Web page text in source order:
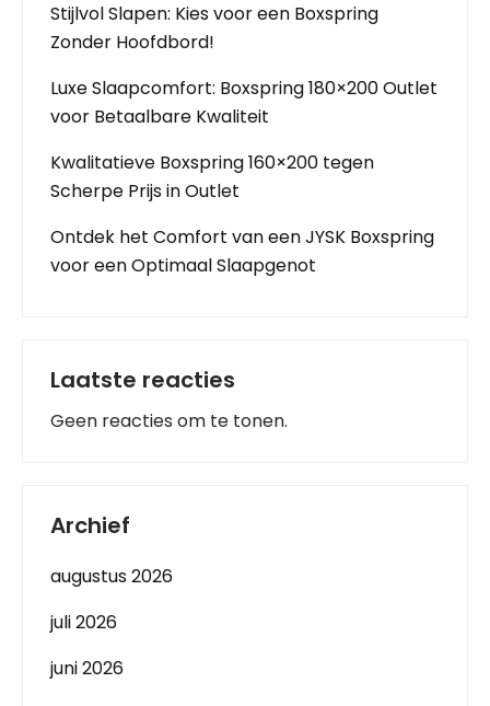
Stijlvol Slapen: Kies voor een Boxspring
Zonder Hoofdbord!
Luxe Slaapcomfort: Boxspring 180×200 Outlet
voor Betaalbare Kwaliteit
Kwalitatieve Boxspring 160×200 tegen
Scherpe Prijs in Outlet
Ontdek het Comfort van een JYSK Boxspring
voor een Optimaal Slaapgenot
Laatste reacties
Geen reacties om te tonen.
Archief
augustus 2026
juli 2026
juni 2026